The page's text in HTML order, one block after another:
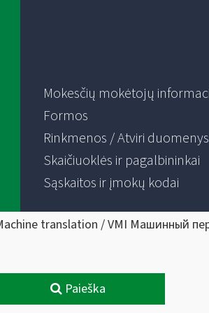
Mokesčių mokėtojų
Formos
Rinkmenos / Atviri duomenys
Skaičiuoklės ir pagalbininkai
Sąskaitos ir įmokų kodai
translation / VMI Машинный
Paieška